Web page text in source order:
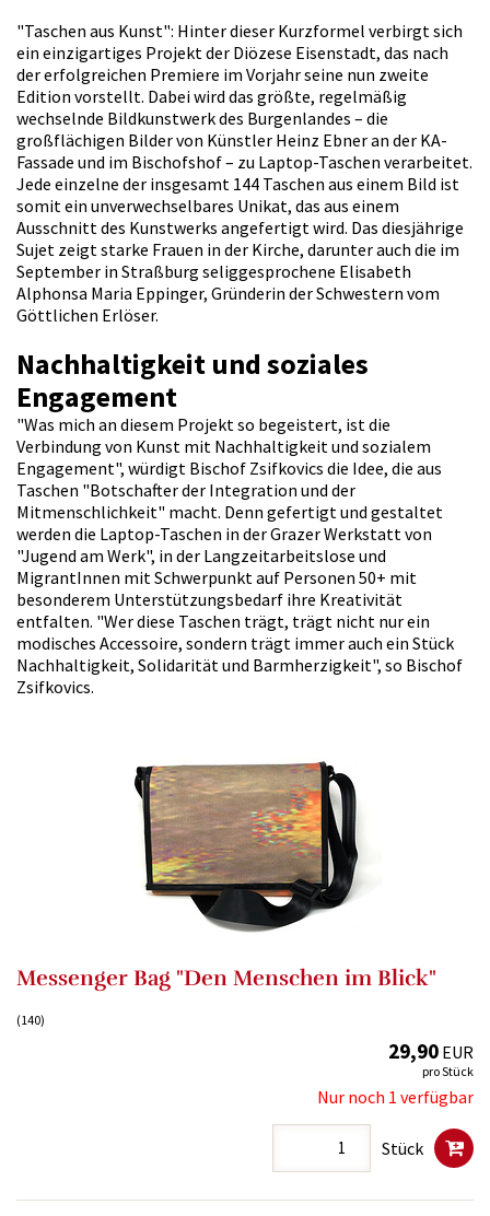
"Taschen aus Kunst": Hinter dieser Kurzformel verbirgt sich
ein einzigartiges Projekt der Diözese Eisenstadt, das nach
der erfolgreichen Premiere im Vorjahr seine nun zweite
Edition vorstellt. Dabei wird das größte, regelmäßig
wechselnde Bildkunstwerk des Burgenlandes – die
großflächigen Bilder von Künstler Heinz Ebner an der KA-
Fassade und im Bischofshof – zu Laptop-Taschen verarbeitet.
Jede einzelne der insgesamt 144 Taschen aus einem Bild ist
somit ein unverwechselbares Unikat, das aus einem
Ausschnitt des Kunstwerks angefertigt wird. Das diesjährige
Sujet zeigt starke Frauen in der Kirche, darunter auch die im
September in Straßburg seliggesprochene Elisabeth
Alphonsa Maria Eppinger, Gründerin der Schwestern vom
Göttlichen Erlöser.
Nachhaltigkeit und soziales
Engagement
"Was mich an diesem Projekt so begeistert, ist die
Verbindung von Kunst mit Nachhaltigkeit und sozialem
Engagement", würdigt Bischof Zsifkovics die Idee, die aus
Taschen "Botschafter der Integration und der
Mitmenschlichkeit" macht. Denn gefertigt und gestaltet
werden die Laptop-Taschen in der Grazer Werkstatt von
"Jugend am Werk", in der Langzeitarbeitslose und
MigrantInnen mit Schwerpunkt auf Personen 50+ mit
besonderem Unterstützungsbedarf ihre Kreativität
entfalten. "Wer diese Taschen trägt, trägt nicht nur ein
modisches Accessoire, sondern trägt immer auch ein Stück
Nachhaltigkeit, Solidarität und Barmherzigkeit", so Bischof
Zsifkovics.
Messenger Bag "Den Menschen im Blick"
(140)
29,90 EUR
pro Stück
Nur noch 1 verfügbar
Stück